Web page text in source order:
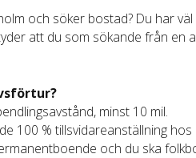
och söker bostad? Du har
att du som sökande från
minst 10 mil.
100 % tillsvidareanställning
och du ska